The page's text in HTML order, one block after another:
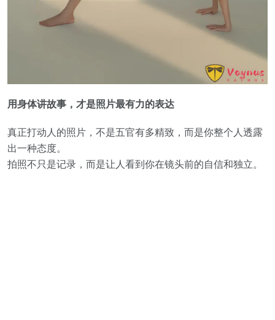
用身体讲故事，才是照片最有力的表达
真正打动人的照片，不是五官有多精致，而是你整个人透露
出一种态度。
拍照不只是记录，而是让人看到你在镜头前的自信和独立。